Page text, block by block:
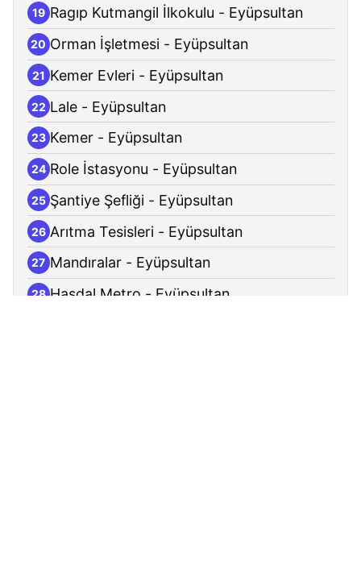
19 Ragıp Kutmangil İlkokulu - Eyüpsultan
20 Orman İşletmesi - Eyüpsultan
21 Kemer Evleri - Eyüpsultan
22 Lale - Eyüpsultan
23 Kemer - Eyüpsultan
24 Role İstasyonu - Eyüpsultan
25 Şantiye Şefliği - Eyüpsultan
26 Arıtma Tesisleri - Eyüpsultan
27 Mandıralar - Eyüpsultan
28 Hasdal Metro - Eyüpsultan